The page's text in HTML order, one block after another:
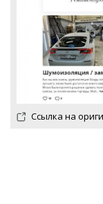
Ссылка на